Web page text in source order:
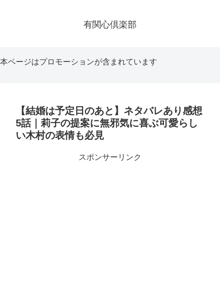
有関心倶楽部
本ページはプロモーションが含まれています
【結婚は予定日のあと】ネタバレあり感想
5話｜莉子の提案に無邪気に喜ぶ可愛らし
い木村の表情も必見
スポンサーリンク